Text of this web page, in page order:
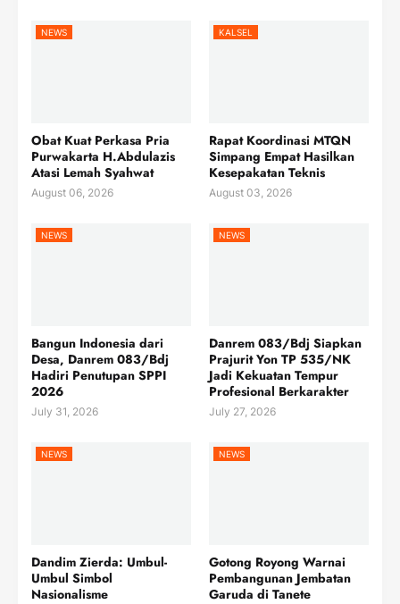
NEWS
Obat Kuat Perkasa Pria
Purwakarta H.Abdulazis
Atasi Lemah Syahwat
August 06, 2026
KALSEL
Rapat Koordinasi MTQN
Simpang Empat Hasilkan
Kesepakatan Teknis
August 03, 2026
NEWS
Bangun Indonesia dari
Desa, Danrem 083/Bdj
Hadiri Penutupan SPPI
2026
July 31, 2026
NEWS
Danrem 083/Bdj Siapkan
Prajurit Yon TP 535/NK
Jadi Kekuatan Tempur
Profesional Berkarakter
July 27, 2026
NEWS
Dandim Zierda: Umbul-
Umbul Simbol
Nasionalisme
NEWS
Gotong Royong Warnai
Pembangunan Jembatan
Garuda di Tanete